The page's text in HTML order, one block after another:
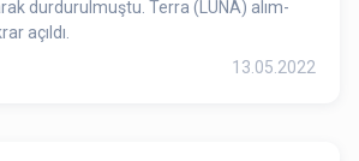
durdurulmuştu. Terra (LUNA) alım-
açıldı.
13.05.2022